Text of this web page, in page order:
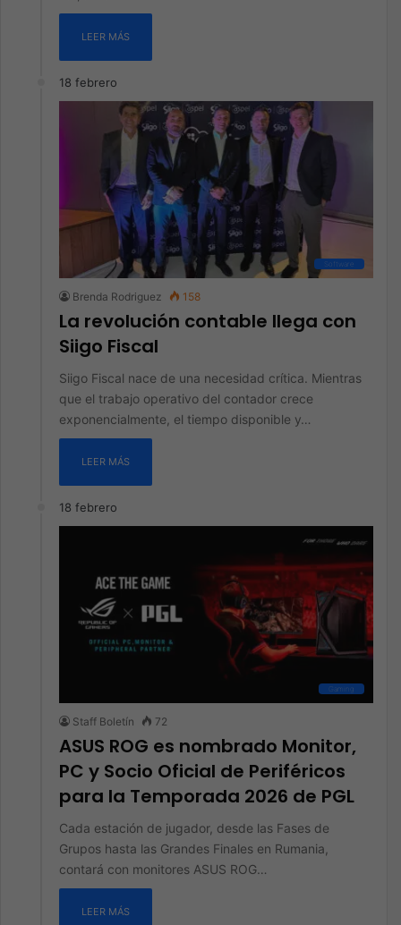
LEER MÁS
18 febrero
Software
Brenda Rodriguez 158
La revolución contable llega con
Siigo Fiscal
Siigo Fiscal nace de una necesidad crítica. Mientras
que el trabajo operativo del contador crece
exponencialmente, el tiempo disponible y…
LEER MÁS
18 febrero
Gaming
Staff Boletín 72
ASUS ROG es nombrado Monitor,
PC y Socio Oficial de Periféricos
para la Temporada 2026 de PGL
Cada estación de jugador, desde las Fases de
Grupos hasta las Grandes Finales en Rumania,
contará con monitores ASUS ROG…
LEER MÁS